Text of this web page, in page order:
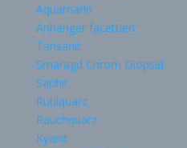
Aquamarin
Anhänger facettiert
Tansanit
Smaragd Chrom Diopsid
Saphir
Rutilquarz
Rauchquarz
Kyanit